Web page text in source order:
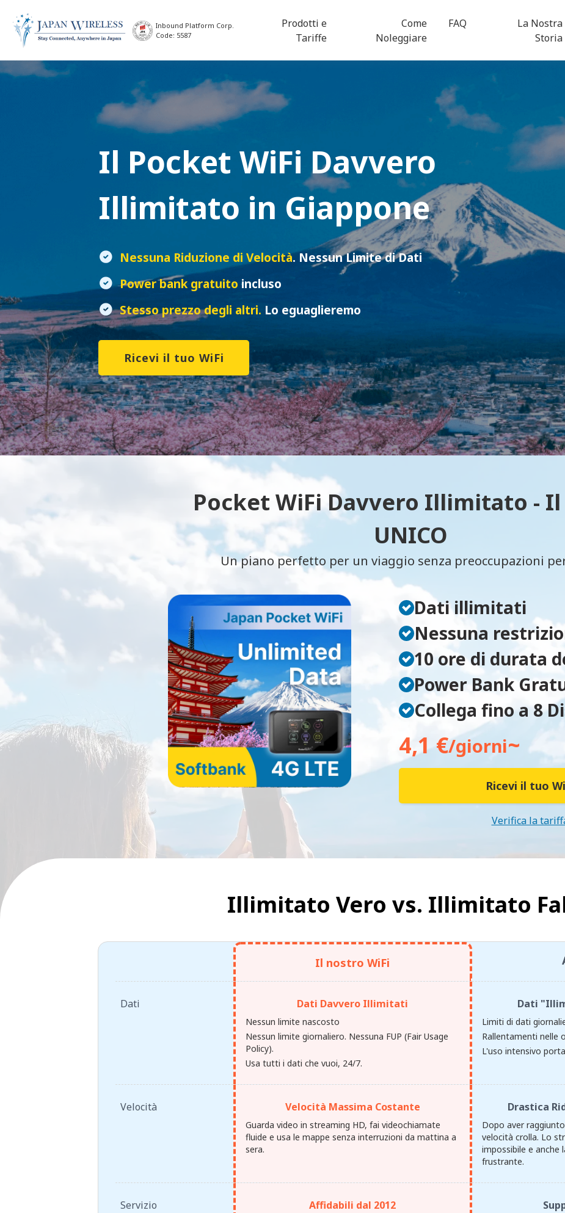
Inbound Platform Corp.
Code: 5587
Prodotti e
Tariffe
Come
Noleggiare
FAQ
La Nostra
Storia
Il Pocket WiFi Davvero
Illimitato in Giappone
Nessuna Riduzione di Velocità. Nessun Limite di Dati
Power bank gratuito incluso
Stesso prezzo degli altri. Lo eguaglieremo
Ricevi il tuo WiFi
Pocket WiFi Davvero Illimitato - Il
UNICO
Un piano perfetto per un viaggio senza preoccupazioni
Dati illimitati
Nessuna
10 ore di durata
Power Bank
Collega fino a 8
4,1 €/giorni~
Ricevi il tuo
Verifica la
Illimitato Vero vs. Illimitato
Il nostro WiFi
Dati Dati Davvero Illimitati
Nessun limite nascosto
Nessun limite giornaliero. Nessuna FUP (Fair Usage
Policy).
Usa tutti i dati che vuoi, 24/7.
Dati
Limiti di dati
Rallentamenti nelle
L'uso intensivo
Velocità Velocità Massima Costante
Guarda video in streaming HD, fai videochiamate
fluide e usa le mappe senza interruzioni da mattina a
sera.
Drastica
Dopo aver
velocità crolla. Lo
impossibile e anche
frustrante.
Servizio Affidabili dal 2012